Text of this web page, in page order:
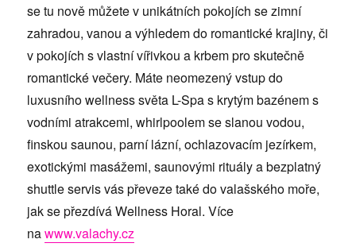
se tu nově můžete v unikátních pokojích se zimní
zahradou, vanou a výhledem do romantické krajiny, či
v pokojích s vlastní vířivkou a krbem pro skutečně
romantické večery. Máte neomezený vstup do
luxusního wellness světa L-Spa s krytým bazénem s
vodními atrakcemi, whirlpoolem se slanou vodou,
finskou saunou, parní lázní, ochlazovacím jezírkem,
exotickými masážemi, saunovými rituály a bezplatný
shuttle servis vás převeze také do valašského moře,
jak se přezdívá Wellness Horal. Více
nawww.valachy.cz